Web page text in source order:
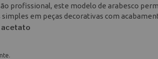
profissional, este modelo de arabesco
em peças decorativas com
acetato